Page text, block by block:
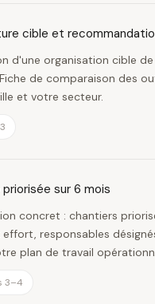
cible et
d'une organisation cible de
de comparaison des
et votre secteur.
priorisée sur 6 mois
concret : chantiers
responsables
plan de travail
3–4